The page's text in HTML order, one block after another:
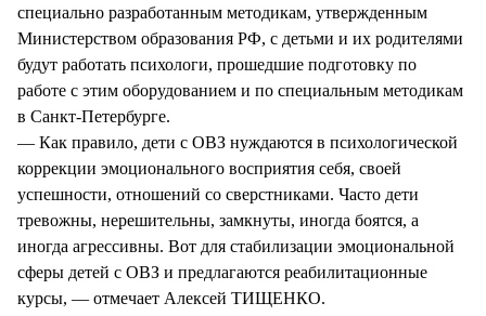
специально разработанным методикам, утвержденным
Министерством образования РФ, с детьми и их родителями
будут работать психологи, прошедшие подготовку по
работе с этим оборудованием и по специальным методикам
в Санкт-Петербурге.
— Как правило, дети с ОВЗ нуждаются в психологической
коррекции эмоционального восприятия себя, своей
успешности, отношений со сверстниками. Часто дети
тревожны, нерешительны, замкнуты, иногда боятся, а
иногда агрессивны. Вот для стабилизации эмоциональной
сферы детей с ОВЗ и предлагаются реабилитационные
курсы, — отмечает Алексей ТИЩЕНКО.